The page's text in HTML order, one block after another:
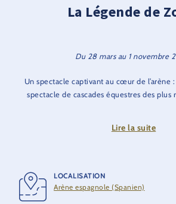
La Légende de
Du 28 mars au 1 novembre
Un spectacle captivant au cœur de l’arène
spectacle de cascades équestres des plus
équestres époustouflants et des
Profitez d’un spectacle inoubliable pour
ode au courage, intense et
Lire la suite
LOCALISATION
Arène espagnole (Spanien)